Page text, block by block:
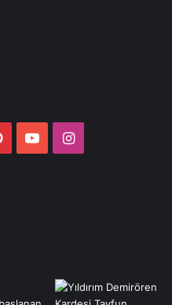
PinterestYouTubeInstagram